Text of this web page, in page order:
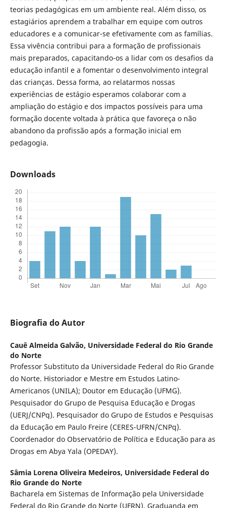
teorias pedagógicas em um ambiente real. Além disso, os
estagiários aprendem a trabalhar em equipe com outros
educadores e a comunicar-se efetivamente com as famílias.
Essa vivência contribui para a formação de profissionais
mais preparados, capacitando-os a lidar com os desafios da
educação infantil e a fomentar o desenvolvimento integral
das crianças. Dessa forma, ao relatarmos nossas
experiências de estágio esperamos colaborar com a
ampliação do estágio e dos impactos possíveis para uma
formação docente voltada à prática que favoreça o não
abandono da profissão após a formação inicial em
pedagogia.
Downloads
Biografia do Autor
Cauê Almeida Galvão, Universidade Federal do Rio Grande
do Norte
Professor Substituto da Universidade Federal do Rio Grande
do Norte. Historiador e Mestre em Estudos Latino-
Americanos (UNILA); Doutor em Educação (UFMG).
Pesquisador do Grupo de Pesquisa Educação e Drogas
(UERJ/CNPq). Pesquisador do Grupo de Estudos e Pesquisas
da Educação em Paulo Freire (CERES-UFRN/CNPq).
Coordenador do Observatório de Política e Educação para as
Drogas em Abya Yala (OPEDAY).
Sâmia Lorena Oliveira Medeiros, Universidade Federal do
Rio Grande do Norte
Bacharela em Sistemas de Informação pela Universidade
Federal do Rio Grande do Norte (UFRN). Graduanda em